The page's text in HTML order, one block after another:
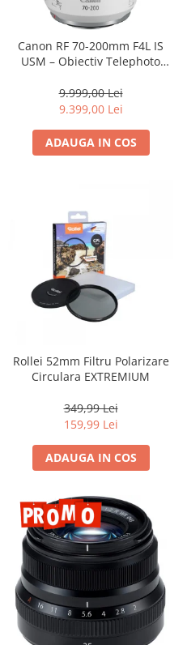
Parasolare
Teleconvertoare
Adaptoare montura / baioneta
Capace obiectiv si camera
Inele Macro
Filtre foto
Filtre White Balance
Accesorii filtre
Convertoare pe filet foto video
Inele reductii obiective
Curatare si intretinere
Blitz-uri externe
Compatibil Sony
Adaptoare stativ port umbrela si
Comander TTL
Cabluri si Patine Sincron
Alimentare auxiliara blitz
Protectie patina apa, ploaie
Bounce-uri, Softbox-uri
Ring-Flash Adaptor
Bracket-uri si suporti
Canon RF 70-200mm F4L IS
USM – Obiectiv Telephoto
9.999,00 Lei
9.399,00 Lei
ADAUGA IN COS
Rollei 52mm Filtru Polarizare
Circulara EXTREMIUM
349,99 Lei
159,99 Lei
ADAUGA IN COS